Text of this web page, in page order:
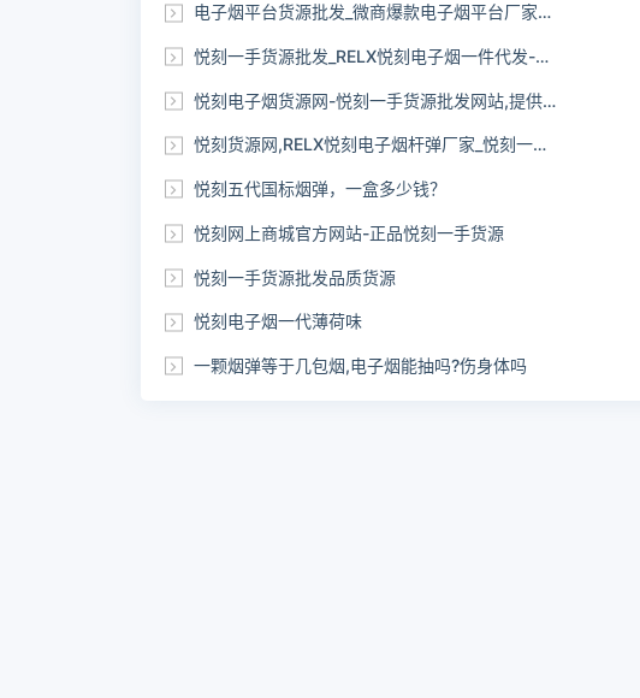
电子烟平台货源批发_微商爆款电子烟平台厂家一手货源
悦刻一手货源批发_RELX悦刻电子烟一件代发-电子烟自助下单网站
悦刻电子烟货源网-悦刻一手货源批发网站,提供正品relx货源
悦刻货源网,RELX悦刻电子烟杆弹厂家_悦刻一手货源批发网站
悦刻五代国标烟弹，一盒多少钱？
悦刻网上商城官方网站-正品悦刻一手货源
悦刻一手货源批发品质货源
悦刻电子烟一代薄荷味
一颗烟弹等于几包烟,电子烟能抽吗?伤身体吗